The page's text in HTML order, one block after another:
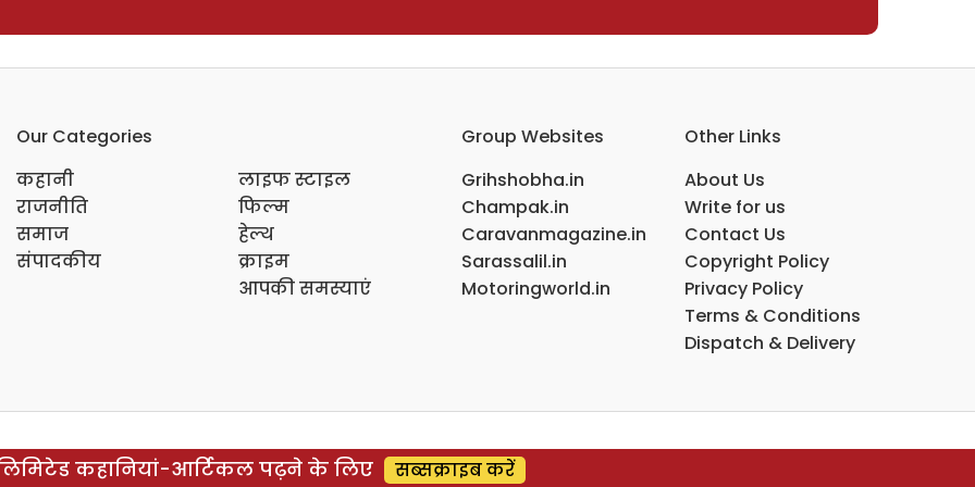
Our Categories
कहानी
राजनीति
समाज
संपादकीय
लाइफ स्टाइल
फिल्म
हेल्थ
क्राइम
आपकी समस्याएं
Group Websites
Grihshobha.in
Champak.in
Caravanmagazine.in
Sarassalil.in
Motoringworld.in
Other Links
About Us
Write for us
Contact Us
Copyright Policy
Privacy Policy
Terms & Conditions
Dispatch & Delivery
कहानियां-आर्टिकल पढ़ने के लिए सब्सक्राइब करें